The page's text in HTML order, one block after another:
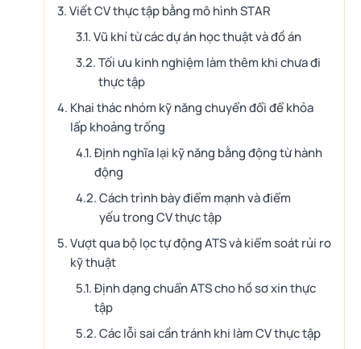
Viết CV thực tập bằng mô hình STAR
Vũ khí từ các dự án học thuật và đồ án
Tối ưu kinh nghiệm làm thêm khi chưa đi
thực tập
Khai thác nhóm kỹ năng chuyển đổi để khỏa
lấp khoảng trống
Định nghĩa lại kỹ năng bằng động từ hành
động
Cách trình bày điểm mạnh và điểm
yếu trong CV thực tập
Vượt qua bộ lọc tự động ATS và kiểm soát rủi ro
kỹ thuật
Định dạng chuẩn ATS cho hồ sơ xin thực
tập
Các lỗi sai cần tránh khi làm CV thực tập